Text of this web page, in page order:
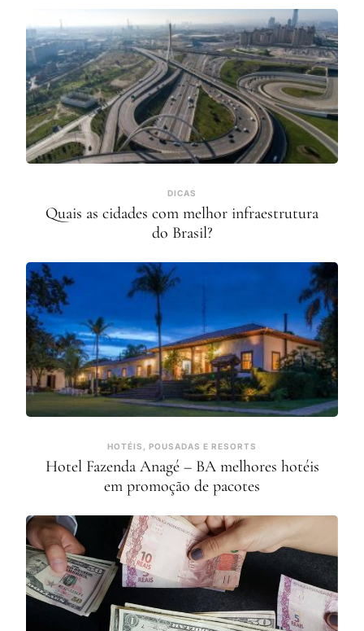
DICAS
Quais as cidades com melhor infraestrutura
do Brasil?
HOTÉIS, POUSADAS E RESORTS
Hotel Fazenda Anagé – BA melhores hotéis
em promoção de pacotes